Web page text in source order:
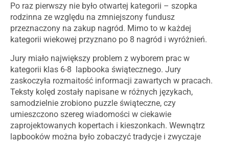
Po raz pierwszy nie było otwartej kategorii – szopka
rodzinna ze względu na zmniejszony fundusz
przeznaczony na zakup nagród. Mimo to w każdej
kategorii wiekowej przyznano po 8 nagród i wyróżnień.
Jury miało największy problem z wyborem prac w
kategorii klas 6-8 lapbooka świątecznego. Jury
zaskoczyła rozmaitość informacji zawartych w pracach.
Teksty kolęd zostały napisane w różnych językach,
samodzielnie zrobiono puzzle świąteczne, czy
umieszczono szereg wiadomości w ciekawie
zaprojektowanych kopertach i kieszonkach. Wewnątrz
lapbooków można było zobaczyć tradycje i zwyczaje